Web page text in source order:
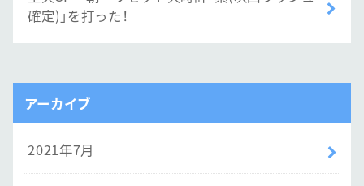
確定)」を打った！
アーカイブ
2021年7月